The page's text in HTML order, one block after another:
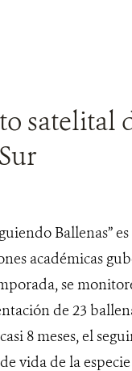
satelital
Ballenas”
académicas
se
de 23
8 meses, el
vida de la